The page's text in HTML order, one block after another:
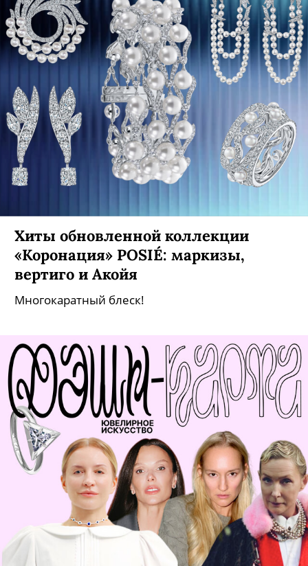
Хиты обновленной коллекции
«Коронация» POSIÉ: маркизы,
вертиго и Акойя
Многокаратный блеск!